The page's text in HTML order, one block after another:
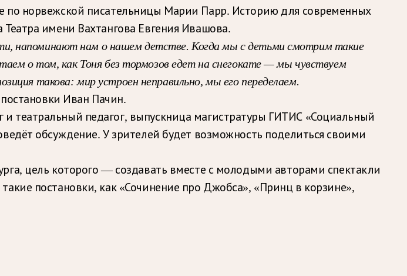
по норвежской писательницы Марии Парр. Историю для современных
имени Вахтангова Евгения Ивашова.
напоминают нам о нашем детстве. Когда мы с детьми смотрим такие
о том, как Тоня без тормозов едет на снегокате — мы чувствуем
такова: мир устроен неправильно, мы его переделаем.
Иван Пачин.
театральный педагог, выпускница магистратуры ГИТИС «Социальный
обсуждение. У зрителей будет возможность поделиться своими
цель которого — создавать вместе с молодыми авторами спектакли
постановки, как «Сочинение про Джобса», «Принц в корзине»,